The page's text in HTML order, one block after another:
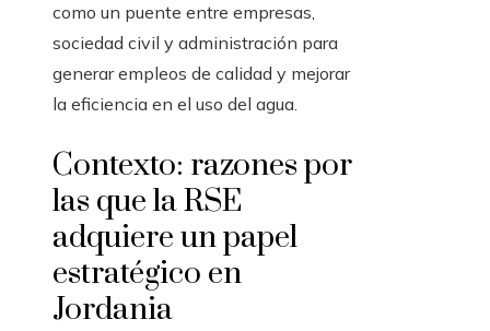
como un puente entre empresas,
sociedad civil y administración para
generar empleos de calidad y mejorar
la eficiencia en el uso del agua.
Contexto: razones por
las que la RSE
adquiere un papel
estratégico en
Jordania